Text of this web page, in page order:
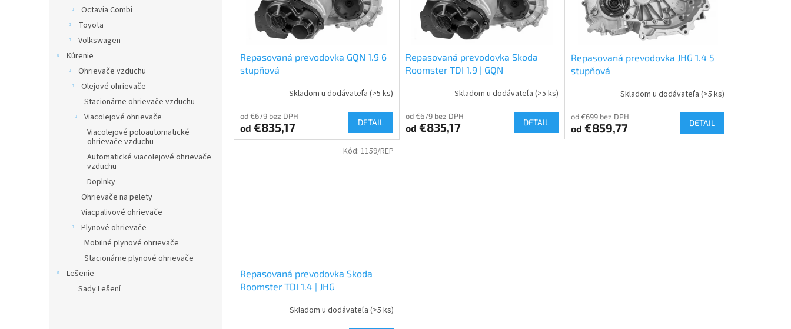
Octavia Combi
Toyota
Volkswagen
Kúrenie
Ohrievače vzduchu
Olejové ohrievače
Stacionárne ohrievače vzduchu
Viacolejové ohrievače
Viacolejové poloautomatické
ohrievače vzduchu
Automatické viacolejové ohrievače
vzduchu
Doplnky
Ohrievače na pelety
Viacpalivové ohrievače
Plynové ohrievače
Mobilné plynové ohrievače
Stacionárne plynové ohrievače
Lešenie
Sady Lešení
Repasovaná prevodovka GQN 1.9 6
stupňová
Skladom u dodávateľa (>5 ks)
od €679 bez DPH
od €835,17 DETAIL
Repasovaná prevodovka Skoda
Roomster TDI 1.9 | GQN
Skladom u dodávateľa (>5 ks)
od €679 bez DPH
od €835,17 DETAIL
Repasovaná prevodovka JHG 1.4 5
stupňová
Skladom u dodávateľa (>5 ks)
od €699 bez DPH
od €859,77 DETAIL
Repasovaná prevodovka Skoda
Roomster TDI 1.4 | JHG
Skladom u dodávateľa (>5 ks)
Kód: 1159/REP